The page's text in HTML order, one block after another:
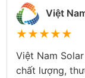
Việt
★★★★★
Việt Nam
chất lượng,